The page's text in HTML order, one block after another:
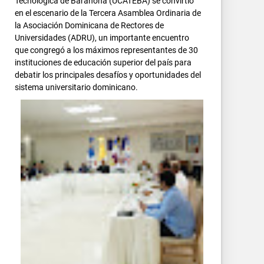
en el escenario de la Tercera Asamblea Ordinaria de
la Asociación Dominicana de Rectores de
Universidades (ADRU), un importante encuentro
que congregó a los máximos representantes de 30
instituciones de educación superior del país para
debatir los principales desafíos y oportunidades del
sistema universitario dominicano.